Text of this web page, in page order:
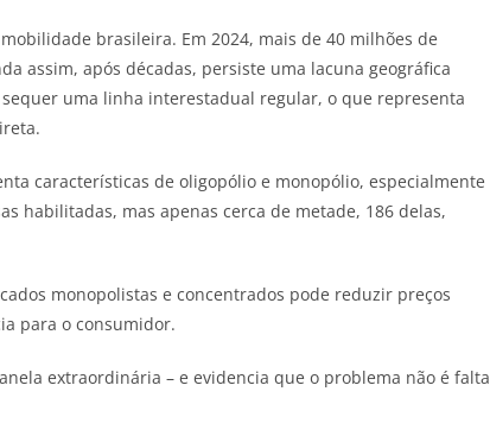
brasileira. Em 2024, mais de 40 milhões de
assim, após décadas, persiste uma lacuna geográfica
uma linha interestadual regular, o que representa
características de oligopólio e monopólio, especialmente
habilitadas, mas apenas cerca de metade, 186 delas,
monopolistas e concentrados pode reduzir preços
para o consumidor.
extraordinária – e evidencia que o problema não é falta